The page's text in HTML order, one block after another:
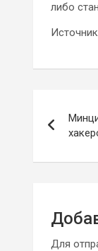
либо
по
Для